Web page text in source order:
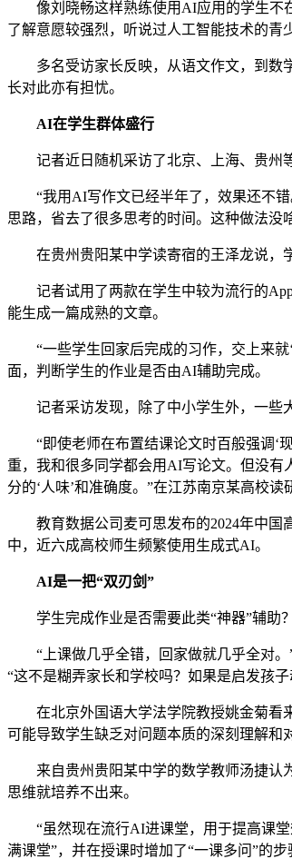
像刘晓畅这样熟练使用AI应用的学生不在
了解意愿较强烈，听说过人工智能技术的青
多名受访家长反映，从语文作文，到数学
长对此亦有担忧。
AI在学生群体盛行
记者近日随机采访了北京、上海、贵州等
“我用AI写作文已经半年了，效果还不错
思路，省去了很多思考的时间。这种做法没
在贵州贵阳某中学读寄宿的王泽龙说，学
记者试用了两款在学生中较为流行的App
能生成一篇成熟的文章。
“一些学生回家后完成的习作，交上来就
面，判断学生的作业是否由AI辅助完成。
记者采访发现，除了中小学生外，一些
“即使老师在布置结课论文时百般强调‘现
重，我和很多同学都会用AI写论文。但没
分的‘人味’和准确度。”在江苏南京某高校读
教育数据公司麦可思发布的2024年中国
中，近六成高校师生频繁使用生成式AI。
AI是一把“双刃剑”
学生完成作业是否需要此类“神器”辅助
“上课做几乎全错，回家做就几乎全对。”
“这不是糊弄家长和学校吗？如果是启发孩
在北京外国语大学法学院教授姚金菊看来
可能导致学生缺乏对问题本质的深刻理解和
来自贵州贵阳某中学的数学教师汤捷认为
思维就培养不出来。
“虽然现在流行AI进课堂，用于提高课堂
满课堂”，并在授课时增加了“一课多问”的